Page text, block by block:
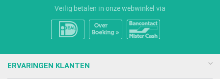
Veilig betalen in onze webwinkel via
ERVARINGEN KLANTEN